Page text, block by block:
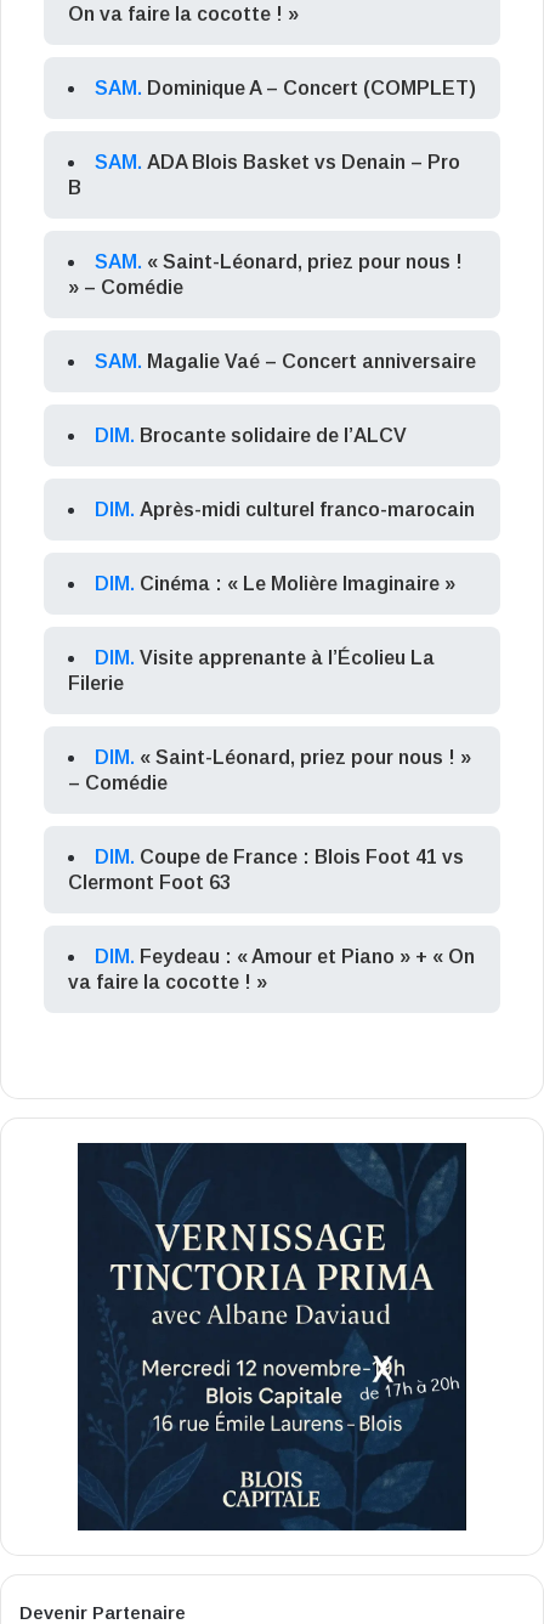
On va faire la cocotte ! »
SAM. Dominique A – Concert (COMPLET)
SAM. ADA Blois Basket vs Denain – Pro
B
SAM. « Saint-Léonard, priez pour nous !
» – Comédie
SAM. Magalie Vaé – Concert anniversaire
DIM. Brocante solidaire de l’ALCV
DIM. Après-midi culturel franco-marocain
DIM. Cinéma : « Le Molière Imaginaire »
DIM. Visite apprenante à l’Écolieu La
Filerie
DIM. « Saint-Léonard, priez pour nous ! »
– Comédie
DIM. Coupe de France : Blois Foot 41 vs
Clermont Foot 63
DIM. Feydeau : « Amour et Piano » + « On
va faire la cocotte ! »
Devenir Partenaire